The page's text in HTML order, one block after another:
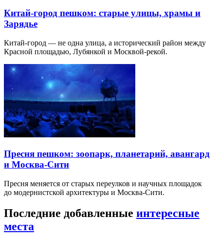
Китай-город пешком: старые улицы, храмы и
Зарядье
Китай-город — не одна улица, а исторический район между
Красной площадью, Лубянкой и Москвой-рекой.
Пресня пешком: зоопарк, планетарий, авангард
и Москва-Сити
Пресня меняется от старых переулков и научных площадок
до модернистской архитектуры и Москва-Сити.
Последние добавленные интересные
места